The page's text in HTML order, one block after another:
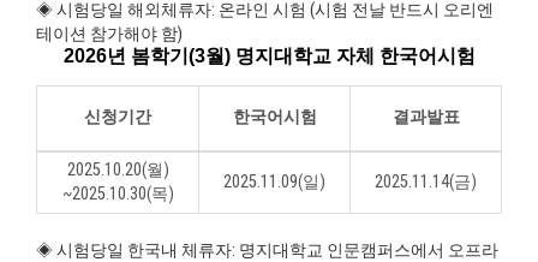
◈ 시험당일 해외체류자: 온라인 시험 (시험 전날 반드시 오리엔
테이션 참가해야 함)
2026년 봄학기(3월) 명지대학교 자체 한국어시험
신청기간 한국어시험 결과발표
2025.10.20(월)
~2025.10.30(목)
2025.11.09(일) 2025.11.14(금)
◈ 시험당일 한국내 체류자: 명지대학교 인문캠퍼스에서 오프라